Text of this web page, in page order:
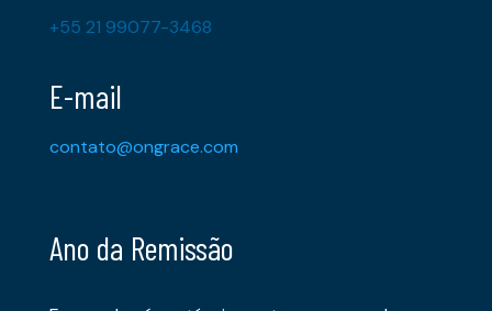
+55 21 99077-3468
E-mail
contato@ongrace.com
Ano da Remissão